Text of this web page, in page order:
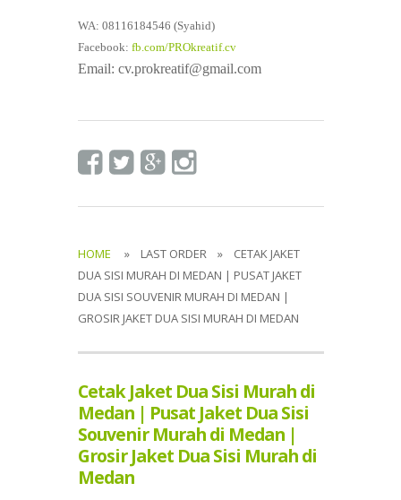
WA: 08116184546 (Syahid)
Facebook: fb.com/PROkreatif.cv
Email: cv.prokreatif@gmail.com
HOME » LAST ORDER » CETAK JAKET
DUA SISI MURAH DI MEDAN | PUSAT JAKET
DUA SISI SOUVENIR MURAH DI MEDAN |
GROSIR JAKET DUA SISI MURAH DI MEDAN
Cetak Jaket Dua Sisi Murah di
Medan | Pusat Jaket Dua Sisi
Souvenir Murah di Medan |
Grosir Jaket Dua Sisi Murah di
Medan